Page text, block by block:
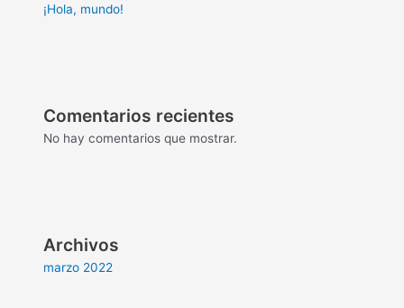
¡Hola, mundo!
Comentarios recientes
No hay comentarios que mostrar.
Archivos
marzo 2022